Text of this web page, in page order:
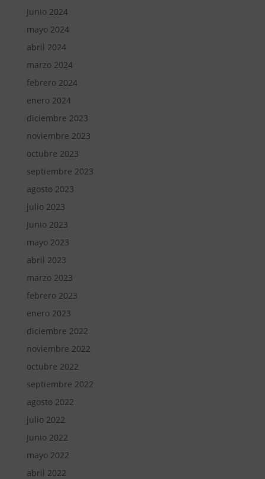
junio 2024
mayo 2024
abril 2024
marzo 2024
febrero 2024
enero 2024
diciembre 2023
noviembre 2023
octubre 2023
septiembre 2023
agosto 2023
julio 2023
junio 2023
mayo 2023
abril 2023
marzo 2023
febrero 2023
enero 2023
diciembre 2022
noviembre 2022
octubre 2022
septiembre 2022
agosto 2022
julio 2022
junio 2022
mayo 2022
abril 2022